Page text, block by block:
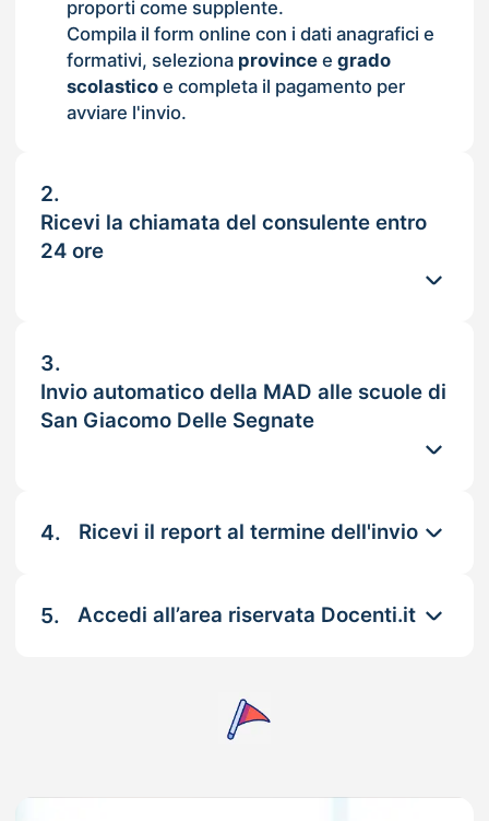
proporti come supplente.
Compila il form online con i dati anagrafici e
formativi, seleziona provincee grado
scolasticoe completa il pagamento per
avviare l'invio.
2.
Ricevi la chiamata del consulente entro
24 ore
3.
Invio automatico della MAD alle scuole di
San Giacomo Delle Segnate
4. Ricevi il report al termine dell'invio
5. Accedi all’area riservata Docenti.it